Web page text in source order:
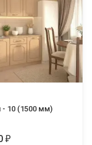
- 10 (1500 мм)
₽